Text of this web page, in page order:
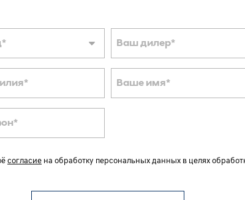
* Ваш дилер*
* Ваше имя*
*
согласие на обработку персональных данных в целях